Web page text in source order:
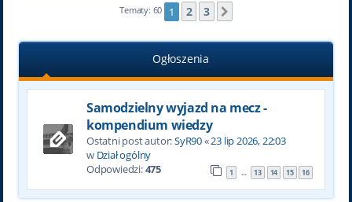
Tematy: 60 1 2 3
Ogłoszenia
Samodzielny wyjazd na mecz -
kompendium wiedzy
Ostatni post autor:SyR90«23 lip 2026, 22:03
w Dział ogólny
Odpowiedzi:475 1 … 13 14 15 16